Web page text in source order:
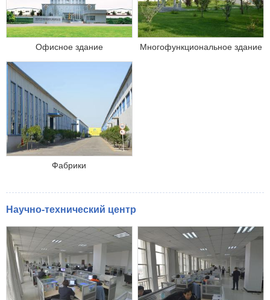
Офисное здание Многофункциональное здание
Фабрики
Научно-технический центр